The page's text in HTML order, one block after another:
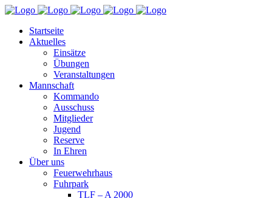
Startseite
Aktuelles
Einsätze
Übungen
Veranstaltungen
Mannschaft
Kommando
Ausschuss
Mitglieder
Jugend
Reserve
In Ehren
Über uns
Feuerwehrhaus
Fuhrpark
TLF – A 2000